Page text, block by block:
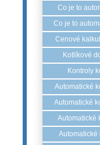
Co je to
Co je to
Cenové
Kotlíkové
Kontroly
Automatické
Automatické
Automatické
Automatické